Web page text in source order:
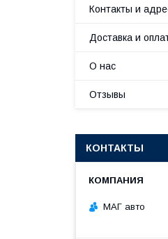
Контакты и
Доставка и
О нас
Отзывы
КОНТАКТЫ
МАГ авто